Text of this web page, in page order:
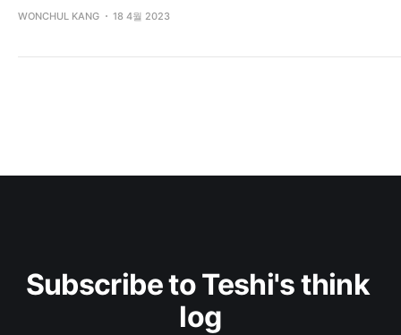
WONCHUL KANG 18 4월 2023
Subscribe to Teshi's think
log